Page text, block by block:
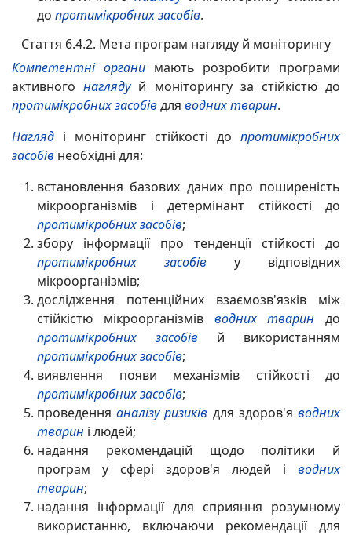
до протимікробних засобів.
Стаття 6.4.2. Мета програм нагляду й моніторингу
Компетентні органимають розробити програми
активногонаглядуй моніторингу за стійкістю до
протимікробних засобівдля водних тварин.
Нагляд і моніторинг стійкості до протимікробних
засобів необхідні для:
встановлення базових даних про поширеність
мікроорганізмів і детермінант стійкості до
протимікробних засобів;
збору інформації про тенденції стійкості до
протимікробних засобів у відповідних
мікроорганізмів;
дослідження потенційних взаємозв'язків між
стійкістю мікроорганізмів водних тварин до
протимікробних засобів й використанням
протимікробних засобів;
виявлення появи механізмів стійкості до
протимікробних засобів;
проведенняаналізу ризиків для здоров'яводних
тварин і людей;
надання рекомендацій щодо політики й
програм у сфері здоров'я людей і водних
тварин;
надання інформації для сприяння розумному
використанню, включаючи рекомендації для